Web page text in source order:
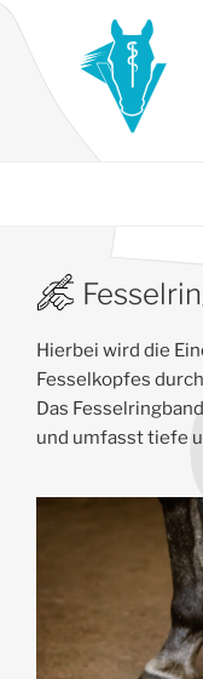
Hierbei wird die
Fesselkopfes
Das
und umfasst tiefe